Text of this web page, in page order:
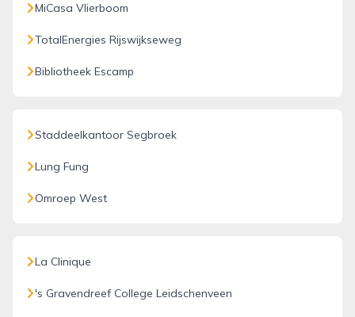
MiCasa Vlierboom
TotalEnergies Rijswijkseweg
Bibliotheek Escamp
Staddeelkantoor Segbroek
Lung Fung
Omroep West
La Clinique
's Gravendreef College Leidschenveen